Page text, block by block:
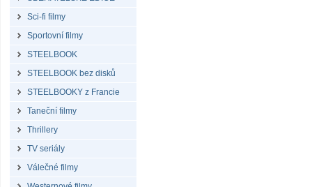
Sci-fi filmy
Sportovní filmy
STEELBOOK
STEELBOOK bez disků
STEELBOOKY z Francie
Taneční filmy
Thrillery
TV seriály
Válečné filmy